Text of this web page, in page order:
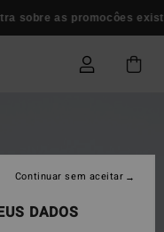
sobre as promocôes
DADOS
Continuar sem aceitar